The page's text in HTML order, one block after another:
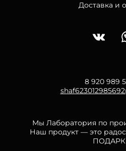
Доставка и
8 920 989
Мы Лаборатория по
Наш продукт — это